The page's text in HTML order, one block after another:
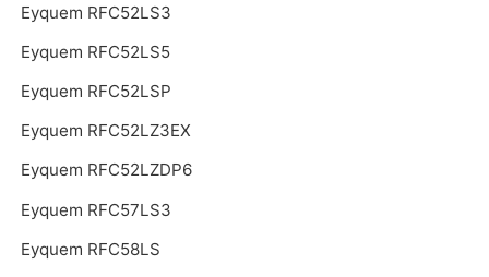
Eyquem RFC52LS3
Eyquem RFC52LS5
Eyquem RFC52LSP
Eyquem RFC52LZ3EX
Eyquem RFC52LZDP6
Eyquem RFC57LS3
Eyquem RFC58LS